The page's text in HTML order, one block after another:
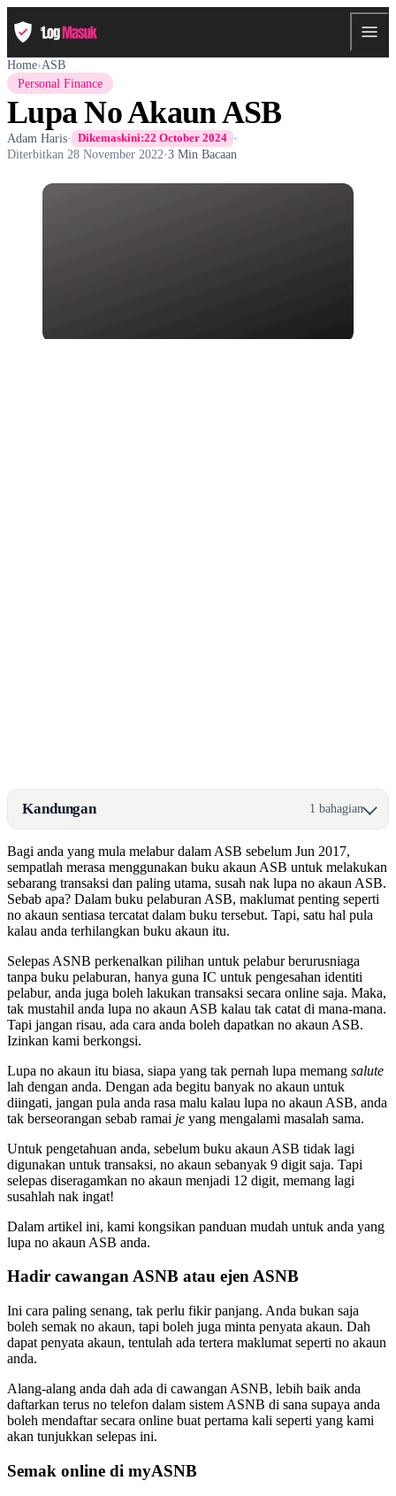
Home›ASB
Personal Finance
Lupa No Akaun ASB
Adam Haris· Dikemaskini:22 October 2024 ·
Diterbitkan 28 November 2022·3 Min Bacaan
Kandungan 1 bahagian
Bagi anda yang mula melabur dalam ASB sebelum Jun 2017,
sempatlah merasa menggunakan buku akaun ASB untuk melakukan
sebarang transaksi dan paling utama, susah nak lupa no akaun ASB.
Sebab apa? Dalam buku pelaburan ASB, maklumat penting seperti
no akaun sentiasa tercatat dalam buku tersebut. Tapi, satu hal pula
kalau anda terhilangkan buku akaun itu.
Selepas ASNB perkenalkan pilihan untuk pelabur berurusniaga
tanpa buku pelaburan, hanya guna IC untuk pengesahan identiti
pelabur, anda juga boleh lakukan transaksi secara online saja. Maka,
tak mustahil anda lupa no akaun ASB kalau tak catat di mana-mana.
Tapi jangan risau, ada cara anda boleh dapatkan no akaun ASB.
Izinkan kami berkongsi.
Lupa no akaun itu biasa, siapa yang tak pernah lupa memang salute
lah dengan anda. Dengan ada begitu banyak no akaun untuk
diingati, jangan pula anda rasa malu kalau lupa no akaun ASB, anda
tak berseorangan sebab ramai je yang mengalami masalah sama.
Untuk pengetahuan anda, sebelum buku akaun ASB tidak lagi
digunakan untuk transaksi, no akaun sebanyak 9 digit saja. Tapi
selepas diseragamkan no akaun menjadi 12 digit, memang lagi
susahlah nak ingat!
Dalam artikel ini, kami kongsikan panduan mudah untuk anda yang
lupa no akaun ASB anda.
Hadir cawangan ASNB atau ejen ASNB
Ini cara paling senang, tak perlu fikir panjang. Anda bukan saja
boleh semak no akaun, tapi boleh juga minta penyata akaun. Dah
dapat penyata akaun, tentulah ada tertera maklumat seperti no akaun
anda.
Alang-alang anda dah ada di cawangan ASNB, lebih baik anda
daftarkan terus no telefon dalam sistem ASNB di sana supaya anda
boleh mendaftar secara online buat pertama kali seperti yang kami
akan tunjukkan selepas ini.
Semak online di myASNB